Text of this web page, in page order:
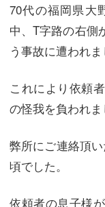
70代の福岡県大
中、T字路の右側
う事故に遭われま
これにより依頼
の怪我を負われま
弊所にご連絡頂
頃でした。
依頼者の息子様